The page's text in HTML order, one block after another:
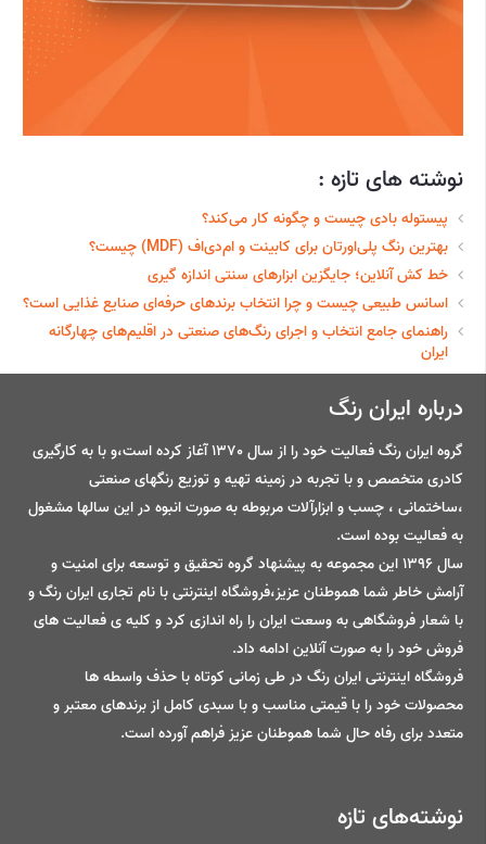
نوشته های تازه :
پیستوله بادی چیست و چگونه کار می‌کند؟
بهترین رنگ پلی‌اورتان برای کابینت و ام‌دی‌اف (MDF) چیست؟
خط‌ کش آنلاین؛ جایگزین ابزارهای سنتی اندازه گیری
اسانس طبیعی چیست و چرا انتخاب برندهای حرفه‌ای صنایع غذایی است؟
راهنمای جامع انتخاب و اجرای رنگ‌های صنعتی در اقلیم‌های چهارگانه
ایران
درباره ایران رنگ
گروه ایران رنگ فعالیت خود را از سال 1370 آغاز کرده است،و با به کارگیری
کادری متخصص و با تجربه در زمینه تهیه و توزیع رنگهای صنعتی
،ساختمانی ، چسب و ابزارآلات مربوطه به صورت انبوه در این سالها مشغول
به فعالیت بوده است.
سال 1396 این مجموعه به پیشنهاد گروه تحقیق و توسعه برای امنیت و
آرامش خاطر شما هموطنان عزیز،فروشگاه اینترنتی با نام تجاری ایران رنگ و
با شعار فروشگاهی به وسعت ایران را راه اندازی کرد و کلیه ی فعالیت های
فروش خود را به صورت آنلاین ادامه داد.
فروشگاه اینترنتی ایران رنگ در طی زمانی کوتاه با حذف واسطه ها
محصولات خود را با قیمتی مناسب و با سبدی کامل از برندهای معتبر و
متعدد برای رفاه حال شما هموطنان عزیز فراهم آورده است.
نوشته‌های تازه